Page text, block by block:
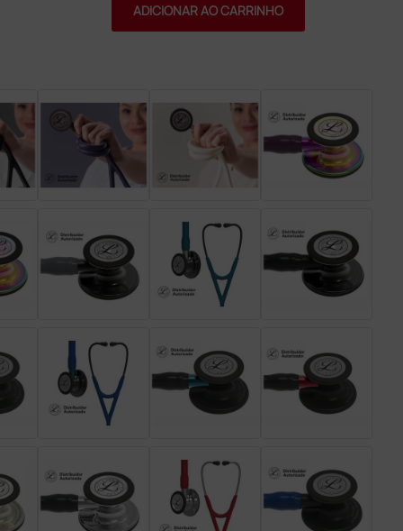
ADICIONAR AO CARRINHO